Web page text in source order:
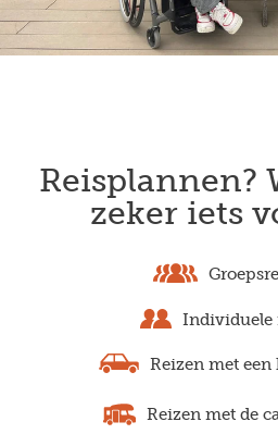
Reisplannen?
zeker iets
Individuele
Reizen met
Reizen met de